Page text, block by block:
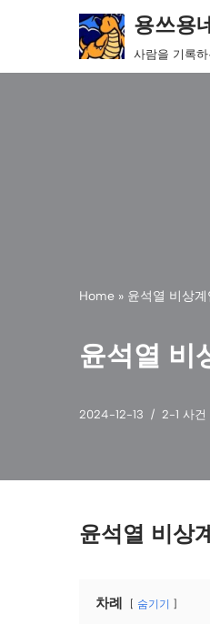
텐
용쓰용네
사람을 기록
Home » 윤석열 비상
윤석열 비
2024-12-13 2-1 사건
윤석열 비상
차례 숨기기